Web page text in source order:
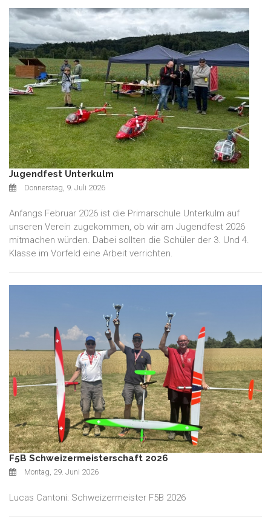
Jugendfest Unterkulm
Donnerstag, 9. Juli 2026
Anfangs Februar 2026 ist die Primarschule Unterkulm auf
unseren Verein zugekommen, ob wir am Jugendfest 2026
mitmachen würden. Dabei sollten die Schüler der 3. Und 4.
Klasse im Vorfeld eine Arbeit verrichten.
F5B Schweizermeisterschaft 2026
Montag, 29. Juni 2026
Lucas Cantoni: Schweizermeister F5B 2026